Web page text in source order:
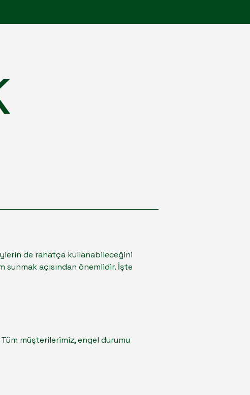
de rahatça kullanabileceğini
açısından önemlidir. İşte
müşterilerimiz, engel durumu